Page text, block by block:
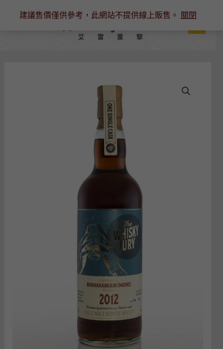
建議售價僅供參考，此網站不提供線上販售。 關閉